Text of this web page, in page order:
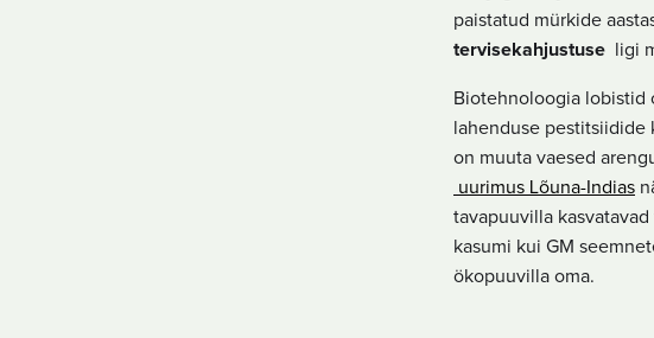
paistatud mürkide
tervisekahjustuse ligi
Biotehnoloogia lobistid
lahenduse pestitsiidide
on muuta vaesed
uurimus Lõuna-Indias
tavapuuvilla
kasumi kui GM
ökopuuvilla oma.